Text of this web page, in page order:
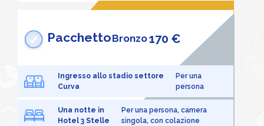
PacchettoBronzo170 €
Ingresso allo stadio settore
Curva
Per una
persona
Una notte in
Hotel 3 Stelle
Per una persona, camera
singola, con colazione